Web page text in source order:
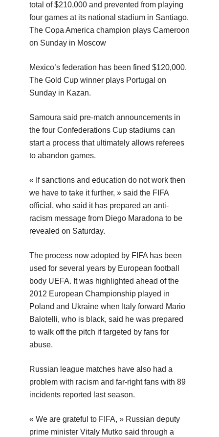
total of $210,000 and prevented from playing
four games at its national stadium in Santiago.
The Copa America champion plays Cameroon
on Sunday in Moscow
Mexico’s federation has been fined $120,000.
The Gold Cup winner plays Portugal on
Sunday in Kazan.
Samoura said pre-match announcements in
the four Confederations Cup stadiums can
start a process that ultimately allows referees
to abandon games.
« If sanctions and education do not work then
we have to take it further, » said the FIFA
official, who said it has prepared an anti-
racism message from Diego Maradona to be
revealed on Saturday.
The process now adopted by FIFA has been
used for several years by European football
body UEFA. It was highlighted ahead of the
2012 European Championship played in
Poland and Ukraine when Italy forward Mario
Balotelli, who is black, said he was prepared
to walk off the pitch if targeted by fans for
abuse.
Russian league matches have also had a
problem with racism and far-right fans with 89
incidents reported last season.
« We are grateful to FIFA, » Russian deputy
prime minister Vitaly Mutko said through a